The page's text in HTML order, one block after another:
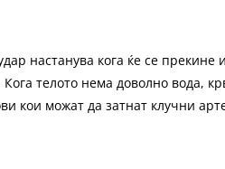
настанува кога ќе се
телото нема доволно вода,
кои можат да затнат клучни